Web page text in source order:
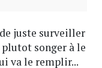
juste surveiller
songer à le
va le remplir...